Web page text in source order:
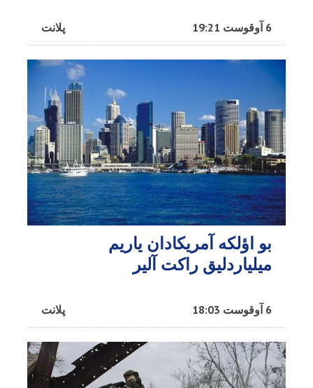
پلانت 6 آوقوست 19:21
بو اؤلکه آمریکادان یاریم
میلیاردلیق راکت آلیر
پلانت 6 آوقوست 18:03